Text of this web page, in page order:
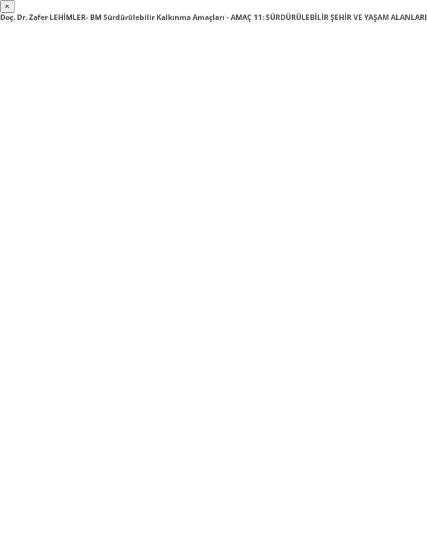
×
Doç. Dr. Zafer LEHİMLER- BM Sürdürülebilir Kalkınma Amaçları - AMAÇ 11: SÜRDÜRÜLEBİLİR ŞEHİR VE YAŞAM ALANLARI